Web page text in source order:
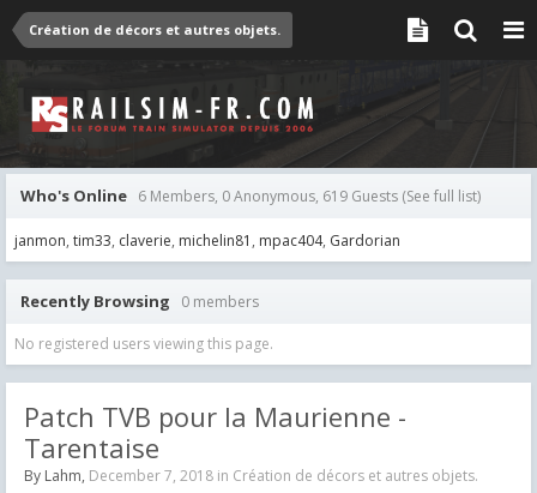
Création de décors et autres objets.
Who's Online 6 Members, 0 Anonymous, 619 Guests (See full list)
janmon tim33 claverie michelin81 mpac404 Gardorian
Recently Browsing 0 members
No registered users viewing this page.
Patch TVB pour la Maurienne -
Tarentaise
By Lahm, December 7, 2018 in Création de décors et autres objets.